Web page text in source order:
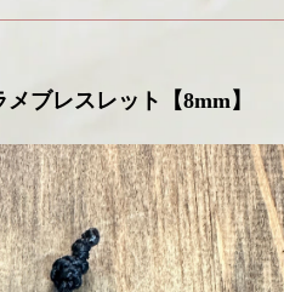
ブレスレット【8mm】